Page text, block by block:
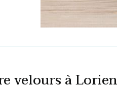
velours à